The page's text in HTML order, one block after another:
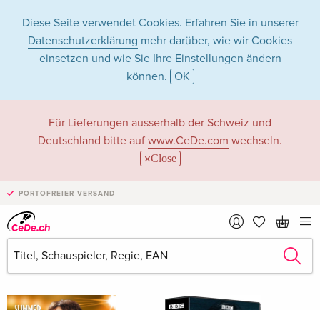
Diese Seite verwendet Cookies. Erfahren Sie in unserer
Datenschutzerklärung mehr darüber, wie wir Cookies
einsetzen und wie Sie Ihre Einstellungen ändern
können. OK
Für Lieferungen ausserhalb der Schweiz und
Deutschland bitte auf www.CeDe.com wechseln.
Close
PORTOFREIER VERSAND
Una Stubbs in Filme
- Alle Formate
Una Stubbs als Schauspieler/in
Alle 65 Treffer anzeigen